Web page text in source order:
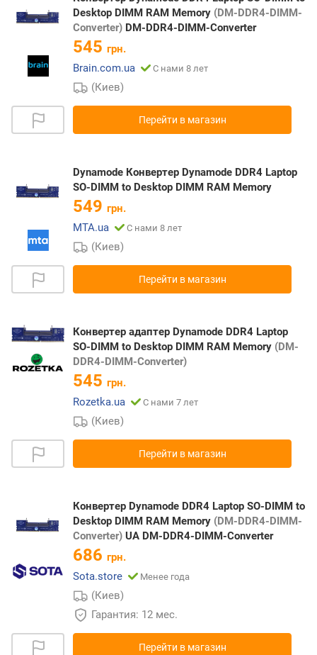
Desktop DIMM RAM Memory (DM-DDR4-DIMM-
Converter) DM-DDR4-DIMM-Converter
545 грн.
Brain.com.ua
С нами 8 лет
(Киев)
Перейти в магазин
Dynamode Конвертер Dynamode DDR4 Laptop
SO-DIMM to Desktop DIMM RAM Memory
549 грн.
MTA.ua
С нами 8 лет
(Киев)
Перейти в магазин
Конвертер адаптер Dynamode DDR4 Laptop
SO-DIMM to Desktop DIMM RAM Memory (DM-
DDR4-DIMM-Converter)
545 грн.
Rozetka.ua
С нами 7 лет
(Киев)
Перейти в магазин
Конвертер Dynamode DDR4 Laptop SO-DIMM to
Desktop DIMM RAM Memory (DM-DDR4-DIMM-
Converter) UA DM-DDR4-DIMM-Converter
686 грн.
Sota.store
Менее года
(Киев)
Гарантия: 12 мес.
Перейти в магазин